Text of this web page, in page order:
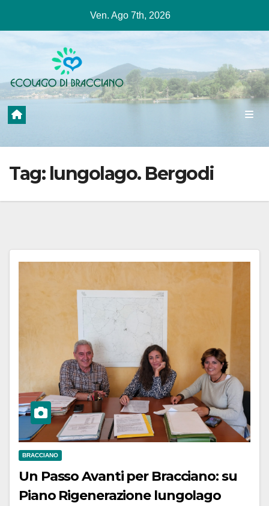
contenuto
Ven. Ago 7th, 2026
Tag: lungolago. Bergodi
BRACCIANO
Un Passo Avanti per Bracciano: su
Piano Rigenerazione lungolago